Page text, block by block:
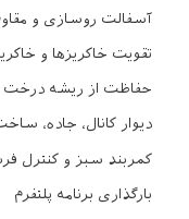
آسفالت روسازی و
تقویت خاکریزها و
حفاظت از ریشه درخت
دیوار کانال، جاده،
کمربند سبز و کنترل
بارگذاری برنامه پلتفرم